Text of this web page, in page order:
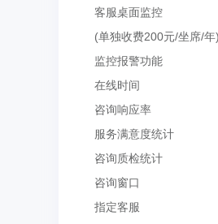
客服桌面监控
(单独收费200元/坐席/年)
监控报警功能
在线时间
咨询响应率
服务满意度统计
咨询质检统计
咨询窗口
指定客服